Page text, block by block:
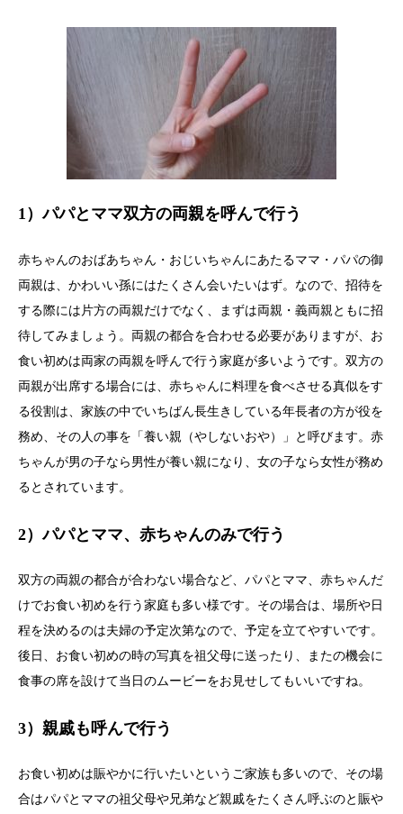
1）パパとママ双方の両親を呼んで行う
赤ちゃんのおばあちゃん・おじいちゃんにあたるママ・パパの御
両親は、かわいい孫にはたくさん会いたいはず。なので、招待を
する際には片方の両親だけでなく、まずは両親・義両親ともに招
待してみましょう。両親の都合を合わせる必要がありますが、お
食い初めは両家の両親を呼んで行う家庭が多いようです。双方の
両親が出席する場合には、赤ちゃんに料理を食べさせる真似をす
る役割は、家族の中でいちばん長生きしている年長者の方が役を
務め、その人の事を「養い親（やしないおや）」と呼びます。赤
ちゃんが男の子なら男性が養い親になり、女の子なら女性が務め
るとされています。
2）パパとママ、赤ちゃんのみで行う
双方の両親の都合が合わない場合など、パパとママ、赤ちゃんだ
けでお食い初めを行う家庭も多い様です。その場合は、場所や日
程を決めるのは夫婦の予定次第なので、予定を立てやすいです。
後日、お食い初めの時の写真を祖父母に送ったり、またの機会に
食事の席を設けて当日のムービーをお見せしてもいいですね。
3）親戚も呼んで行う
お食い初めは賑やかに行いたいというご家族も多いので、その場
合はパパとママの祖父母や兄弟など親戚をたくさん呼ぶのと賑や